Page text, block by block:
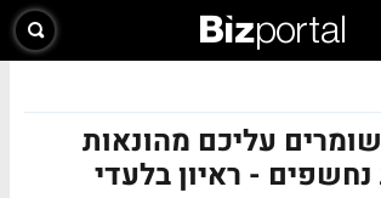
עליכם מהונאות
- ראיון בלעדי